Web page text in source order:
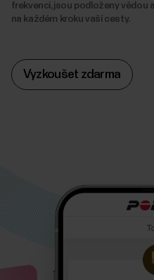
frekvenci, jsou podloženy vědou
na každém kroku vaší cesty.
Vyzkoušet zdarma